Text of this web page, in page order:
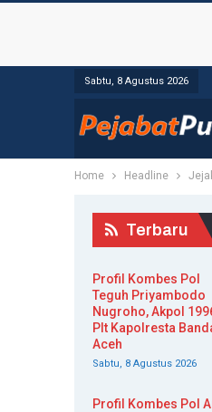
Sabtu, 8 Agustus 2026
Home Headline
Terbaru
Profil Kombes Pol
Teguh Priyambodo
Nugroho, Akpol
Plt Kapolresta
Aceh
Sabtu, 8 Agustus 2026
Profil Kombes Pol